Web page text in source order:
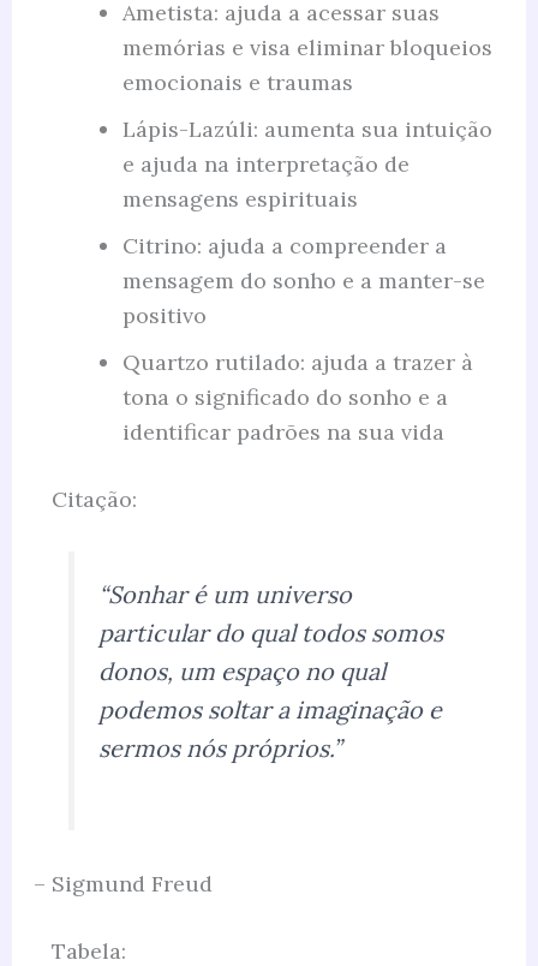
Ametista: ajuda a acessar suas
memórias e visa eliminar bloqueios
emocionais e traumas
Lápis-Lazúli: aumenta sua intuição
e ajuda na interpretação de
mensagens espirituais
Citrino: ajuda a compreender a
mensagem do sonho e a manter-se
positivo
Quartzo rutilado: ajuda a trazer à
tona o significado do sonho e a
identificar padrões na sua vida
Citação:
“Sonhar é um universo
particular do qual todos somos
donos, um espaço no qual
podemos soltar a imaginação e
sermos nós próprios.”
– Sigmund Freud
Tabela: